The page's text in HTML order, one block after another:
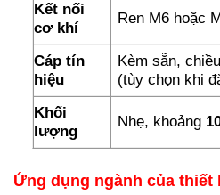
Kết nối
cơ khí
Ren M6 hoặc
Cáp tín
hiệu
Kèm sẵn,
(tùy chọn khi
Khối
lượng
Nhẹ, khoảng
Ứng dụng ngành của thiết